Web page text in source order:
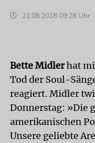
21.08.2018 09:28 Uhr
Bette Midlerhat
Tod der Soul-
reagiert. Midler
Donnerstag: »Die
amerikanischen
Unsere geliebte